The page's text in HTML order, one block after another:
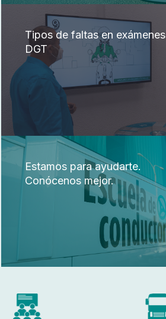
Tipos de faltas en exámenes
DGT
Estamos para ayudarte.
Conócenos mejor.